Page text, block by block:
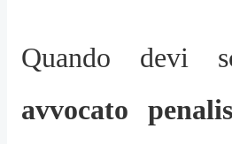
Quando devi
avvocato